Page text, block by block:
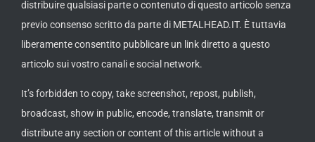
distribuire qualsiasi parte o contenuto di questo articolo senza
previo consenso scritto da parte di METALHEAD.IT. È tuttavia
liberamente consentito pubblicare un link diretto a questo
articolo sui vostro canali e social network.
It’s forbidden to copy, take screenshot, repost, publish,
broadcast, show in public, encode, translate, transmit or
distribute any section or content of this article without a